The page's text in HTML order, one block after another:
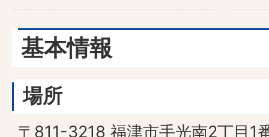
基本情報
場所
〒811-3218 福津市手光南2丁目1